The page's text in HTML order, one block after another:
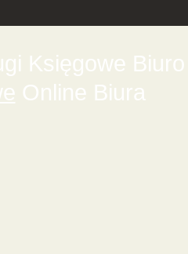
Księgowe Biuro
Online Biura